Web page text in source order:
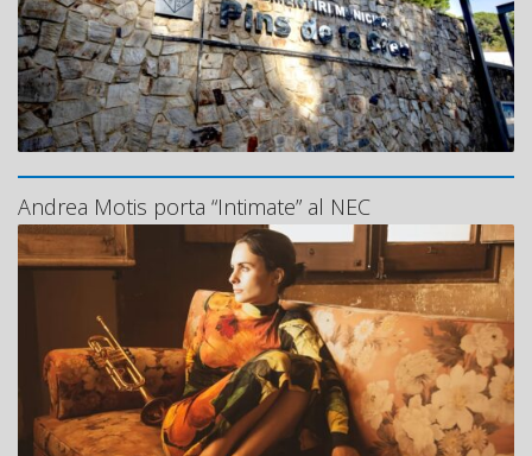
Andrea Motis porta “Intimate” al NEC